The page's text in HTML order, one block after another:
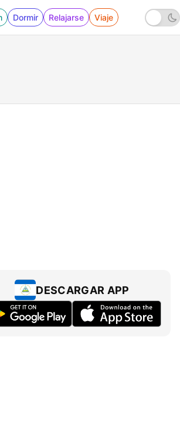
Dormir Relajarse Viaje
DESCARGAR APP